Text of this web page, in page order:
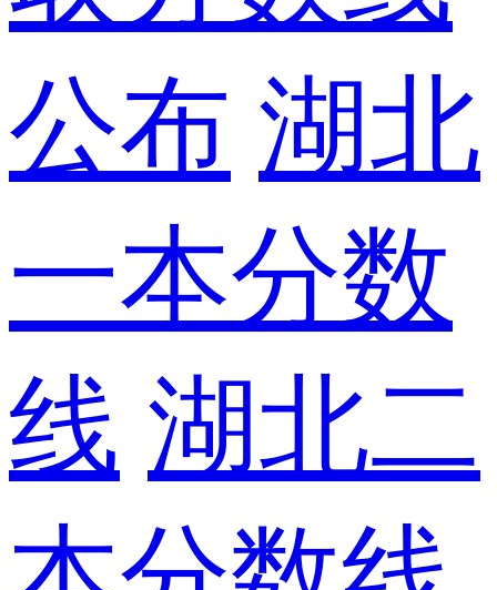
公布 湖北
一本分数
线 湖北二